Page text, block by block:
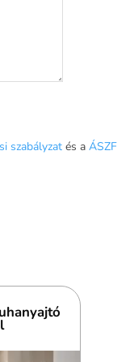
szabályzat és a ÁSZF